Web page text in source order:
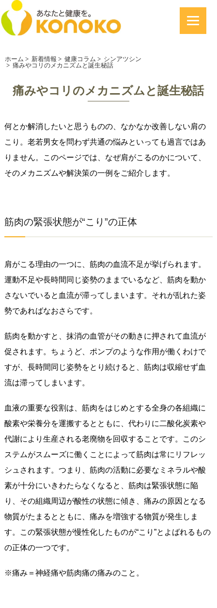
ホーム > 新着情報 > 健康コラム > シンアツシン
> 痛みやコリのメカニズムと誕生秘話
痛みやコリのメカニズムと誕生秘話
何とか解消したいと思うものの、なかなか改善しない肩の
こり。老若男女を問わず共通の悩みといっても過言ではあ
りません。このページでは、なぜ肩がこるのかについて、
そのメカニズムや解決策の一例をご紹介します。
筋肉の緊張状態が“こり”の正体
肩がこる理由の一つに、筋肉の血流不足が挙げられます。
運動不足や長時間同じ姿勢のままでいるなど、筋肉を動か
さないでいると血流が滞ってしまいます。それが乱れた姿
勢であればなおさらです。
筋肉を動かすと、抹消の血管がその動きに押されて血流が
促されます。ちょうど、ポンプのような作用が働くわけで
すが、長時間同じ姿勢をとり続けると、筋肉は収縮せず血
流は滞ってしまいます。
血液の重要な役割は、筋肉をはじめとする全身の各組織に
酸素や栄養分を運搬するとともに、代わりに二酸化炭素や
代謝により生産される老廃物を回収することです。このシ
ステムがスムーズに働くことによって筋肉は常にリフレッ
シュされます。つまり、筋肉の活動に必要なミネラルや酸
素が十分にいきわたらなくなると、筋肉は緊張状態に陥
り、その組織周辺が酸性の状態に傾き、痛みの原因となる
物質がたまるとともに、痛みを増強する物質が発生しま
す。この緊張状態が慢性化したものが“こり”とよばれるもの
の正体の一つです。
※痛み＝神経痛や筋肉痛の痛みのこと。